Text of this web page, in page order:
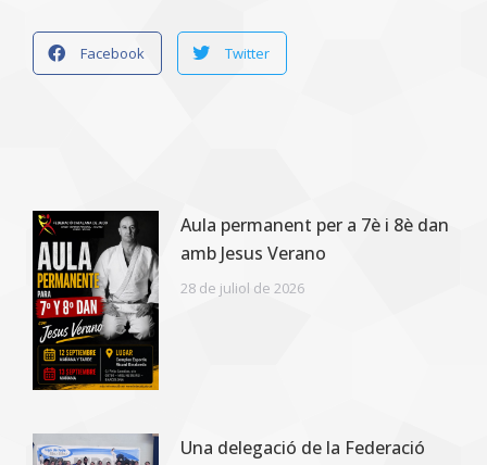
Facebook Twitter
Aula permanent per a 7è i 8è dan
amb Jesus Verano
28 de juliol de 2026
Una delegació de la Federació